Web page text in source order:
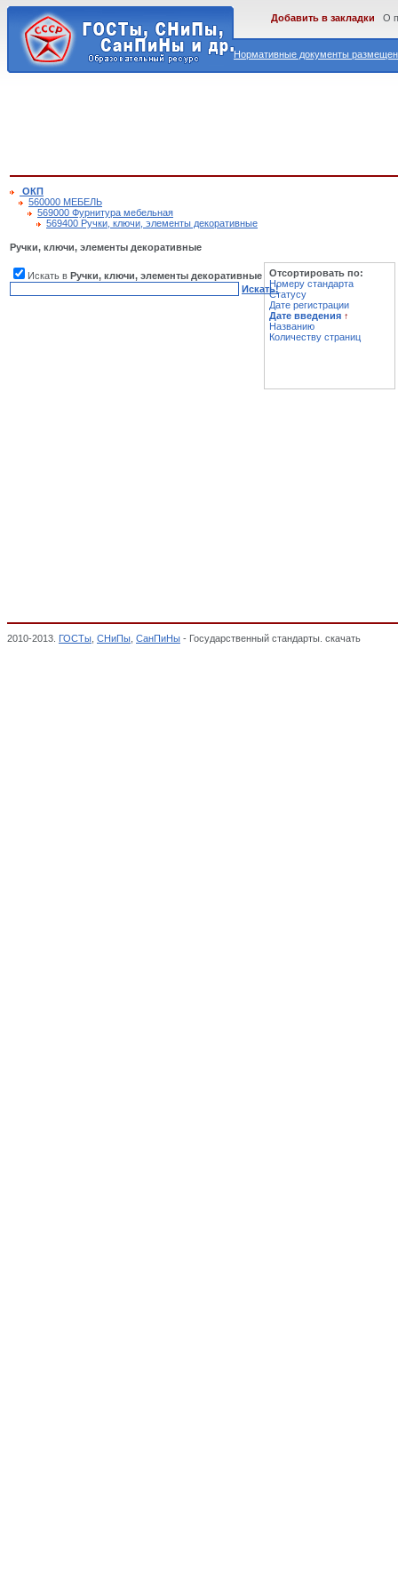
Нормативные документы
Добавить в закладки О
ОКП
560000 МЕБЕЛЬ
569000 Фурнитура мебельная
569400 Ручки, ключи, элементы декоративные
Ручки, ключи, элементы декоративные
Искать в Ручки, ключи, элементы декоративные
Искать!
Отсортировать по:
Номеру стандарта
Статусу
Дате регистрации
Дате введения ↑
Названию
Количеству страниц
2010-2013. ГОСТы СНиПы СанПиНы - Государственный стандарты. скачать